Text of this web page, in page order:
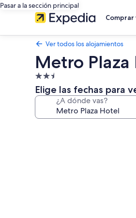
Pasar a la sección principal
Comprar
Ver todos los alojamientos
Metro Plaza
Alojamiento
de
2.5 estrellas
Elige las fechas para
¿A dónde vas?